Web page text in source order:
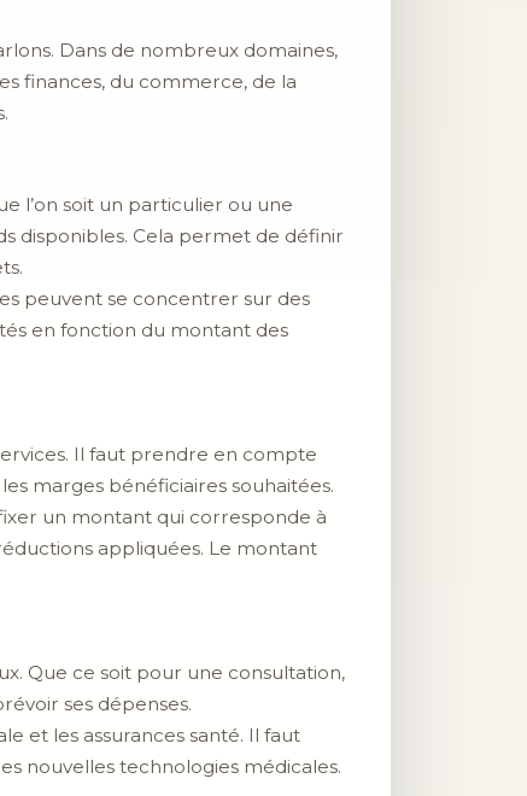
Dans de nombreux domaines,
finances, du commerce, de la
l’on soit un particulier ou une
disponibles. Cela permet de définir
peuvent se concentrer sur des
en fonction du montant des
Il faut prendre en compte
marges bénéficiaires souhaitées.
un montant qui corresponde à
appliquées. Le montant
Que ce soit pour une consultation,
ses dépenses.
et les assurances santé. Il faut
nouvelles technologies médicales.